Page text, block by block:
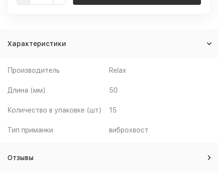
Характеристики
Производитель Relax
Длина (мм) 50
Количество в упаковке (шт) 15
Тип приманки виброхвост
Отзывы